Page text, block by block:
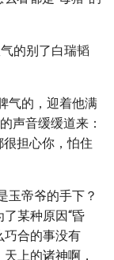
气的别了白瑞韬
气的，迎着他满
声音缓缓道来：
担心你，怕住
玉帝爷的手下？
了某种原因“昏
巧合的事没有
上的诸神啊，